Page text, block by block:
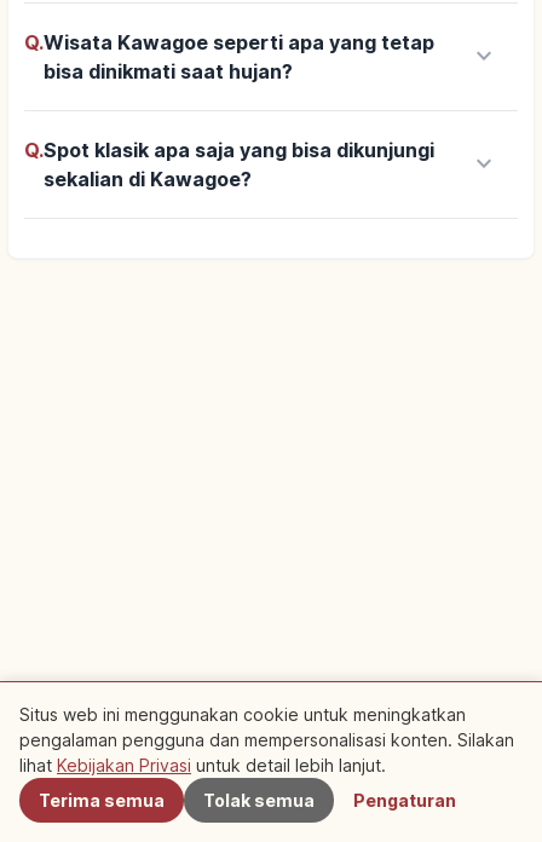
Q.Wisata Kawagoe seperti apa yang tetap
bisa dinikmati saat hujan?
keyboard_arrow_down
Q.Spot klasik apa saja yang bisa dikunjungi
sekalian di Kawagoe?
keyboard_arrow_down
Bersponsor
Rencanakan perjalanan ke Kawasan
bersejarah Sazae Togawa Etsu Ichiban Machi
Terdekat
Situs web ini menggunakan cookie untuk meningkatkan
pengalaman pengguna dan mempersonalisasi konten. Silakan
lihat Kebijakan Privasi untuk detail lebih lanjut.
Terima semua
Tolak semua Pengaturan